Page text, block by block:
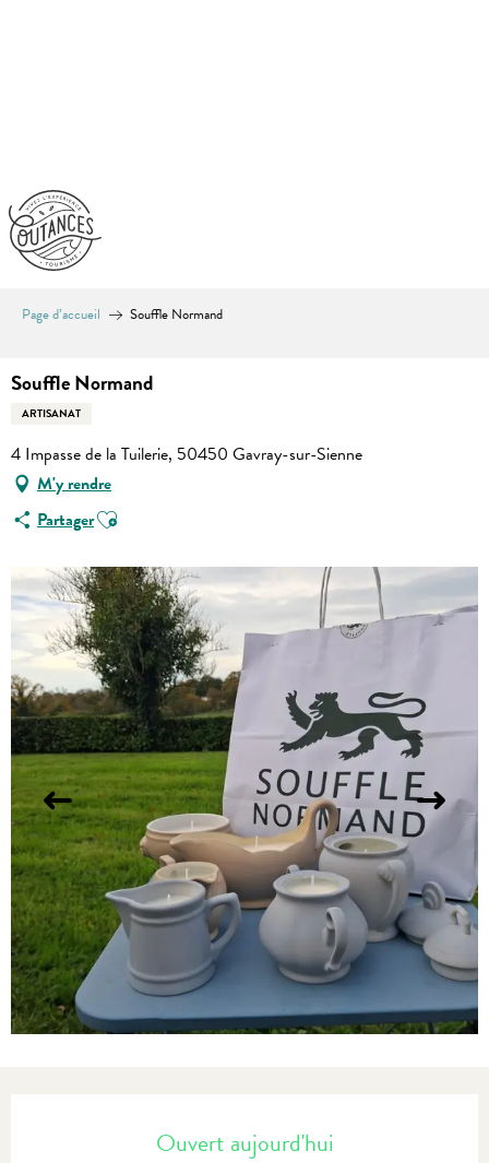
Page d’accueil Souffle Normand
Souffle Normand
ARTISANAT
4 Impasse de la Tuilerie, 50450 Gavray-sur-Sienne
M'y rendre
PartagerAjouter aux favoris
Ouvert aujourd'hui